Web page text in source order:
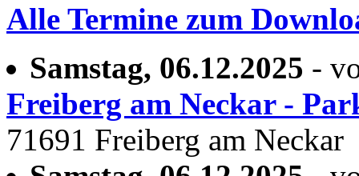
Alle Termine zum
Samstag, 06.12.2025 -
Freiberg am Neckar -
71691 Freiberg am Neckar